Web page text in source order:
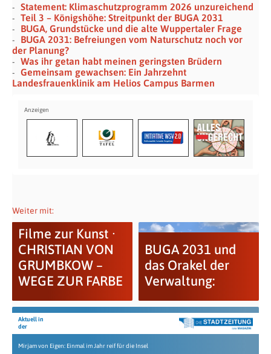
Statement: Klimaschutzprogramm 2026 unzureichend
Teil 3 – Königshöhe: Streitpunkt der BUGA 2031
BUGA, Grundstücke und die alte Wuppertaler Frage
BUGA 2031: Befreiungen vom Naturschutz noch vor
der Planung?
Was ihr getan habt meinen geringsten Brüdern
Gemeinsam gewachsen: Ein Jahrzehnt
Landesfrauenklinik am Helios Campus Barmen
Weiter mit:
Filme zur Kunst ·
CHRISTIAN VON
GRUMBKOW –
WEGE ZUR FARBE
BUGA 2031 und
das Orakel der
Verwaltung:
Aktuell in
der
Mirjam von Eigen: Einmal im Jahr reif für die Insel